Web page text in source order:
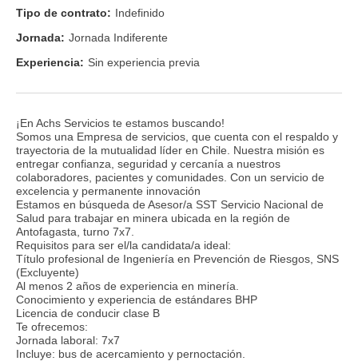
Tipo de contrato: Indefinido
Jornada: Jornada Indiferente
Experiencia: Sin experiencia previa
¡En Achs Servicios te estamos buscando!
Somos una Empresa de servicios, que cuenta con el respaldo y
trayectoria de la mutualidad líder en Chile. Nuestra misión es
entregar confianza, seguridad y cercanía a nuestros
colaboradores, pacientes y comunidades. Con un servicio de
excelencia y permanente innovación
Estamos en búsqueda de Asesor/a SST Servicio Nacional de
Salud para trabajar en minera ubicada en la región de
Antofagasta, turno 7x7.
Requisitos para ser el/la candidata/a ideal:
Título profesional de Ingeniería en Prevención de Riesgos, SNS
(Excluyente)
Al menos 2 años de experiencia en minería.
Conocimiento y experiencia de estándares BHP
Licencia de conducir clase B
Te ofrecemos:
Jornada laboral: 7x7
Incluye: bus de acercamiento y pernoctación.